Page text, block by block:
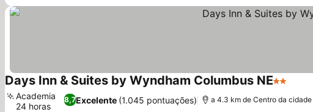
Days Inn & Suites by Wyndham Columbus NE2 Estrelas
8,7Excelente (1.045 pontuações)
Academia
24 horas
a 4.3 km de Centro da cidade